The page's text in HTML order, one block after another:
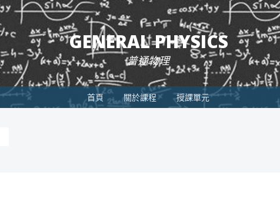
GENERAL PHYSICS
普通物理
首頁 關於課程 授課單元